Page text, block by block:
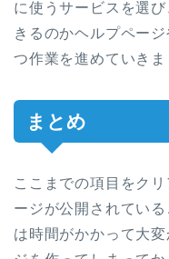
に使うサービスを選
きるのかヘルプペー
つ作業を進めていきま
まとめ
ここまでの項目をク
ージが公開されてい
は時間がかかって大